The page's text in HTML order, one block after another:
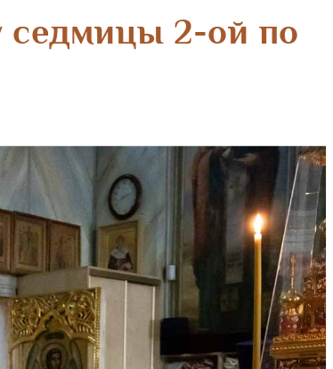
седмицы 2-ой по